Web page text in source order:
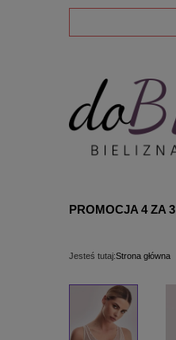
PROMOCJA 4 ZA 3
Jesteś tutaj:Strona główna